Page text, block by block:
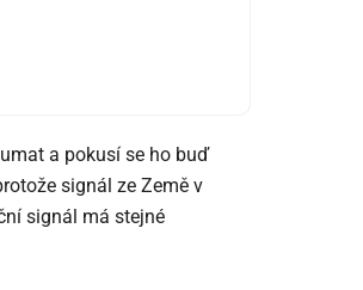
a pokusí se ho buď
signál ze Země v
signál má stejné